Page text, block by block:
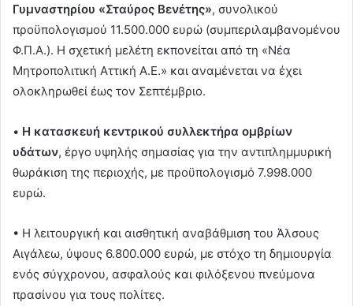
Γυμναστηρίου «Σταύρος Βενέτης», συνολικού
προϋπολογισμού 11.500.000 ευρώ (συμπεριλαμβανομένου
Φ.Π.Α.). Η σχετική μελέτη εκπονείται από τη «Νέα
Μητροπολιτική Αττική Α.Ε.» και αναμένεται να έχει
ολοκληρωθεί έως τον Σεπτέμβριο.
• Η κατασκευή κεντρικού συλλεκτήρα ομβρίων
υδάτων, έργο υψηλής σημασίας για την αντιπλημμυρική
θωράκιση της περιοχής, με προϋπολογισμό 7.998.000
ευρώ.
• Η λειτουργική και αισθητική αναβάθμιση του Άλσους
Αιγάλεω, ύψους 6.800.000 ευρώ, με στόχο τη δημιουργία
ενός σύγχρονου, ασφαλούς και φιλόξενου πνεύμονα
πρασίνου για τους πολίτες.